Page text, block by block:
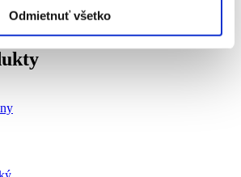
Odmietnuť všetko